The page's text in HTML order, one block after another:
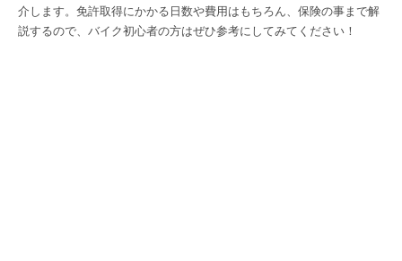
介します。免許取得にかかる日数や費用はもちろん、保険の事まで解
説するので、バイク初心者の方はぜひ参考にしてみてください！